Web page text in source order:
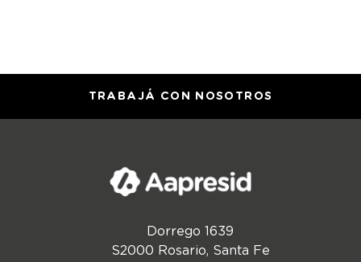
TRABAJÁ CON NOSOTROS
Dorrego 1639
S2000 Rosario, Santa Fe